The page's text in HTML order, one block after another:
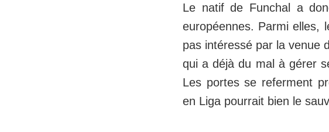
Le natif de Funchal a
européennes. Parmi elles,
pas intéressé par la venue
qui a déjà du mal à gérer
Les portes se referment
en Liga pourrait bien le